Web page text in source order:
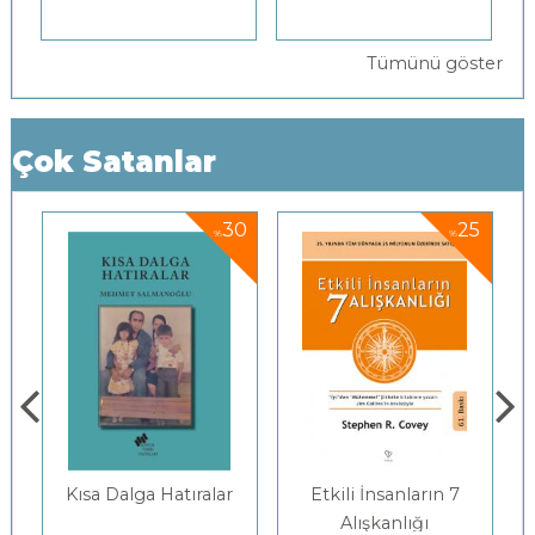
Tümünü göster
Çok Satanlar
%25
Etkili İnsanların 7
%30
Gençlerle Baş Başa:
Felsefenin